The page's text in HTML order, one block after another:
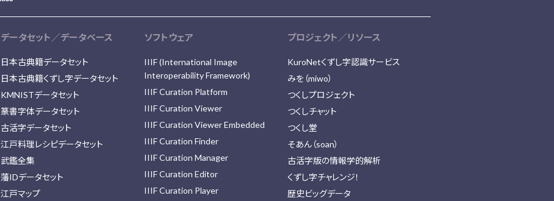
データセット／データベース
日本古典籍データセット
日本古典籍くずし字データセット
KMNISTデータセット
篆書字体データセット
古活字データセット
江戸料理レシピデータセット
武鑑全集
藩IDデータセット
江戸マップ
ソフトウェア
IIIF (International Image
Interoperability Framework)
IIIF Curation Platform
IIIF Curation Viewer
IIIF Curation Viewer Embedded
IIIF Curation Finder
IIIF Curation Manager
IIIF Curation Editor
IIIF Curation Player
プロジェクト／リソース
KuroNetくずし字認識サービス
みを（miwo）
つくしプロジェクト
つくしチャット
つくし堂
そあん（soan）
古活字版の情報学的解析
くずし字チャレンジ！
歴史ビッグデータ